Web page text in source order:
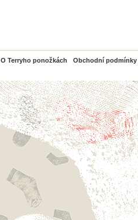
O Terryho ponožkách Obchodní podmínky
PayPal